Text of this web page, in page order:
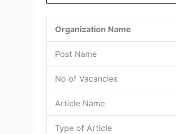
Organization Name
Post Name
No of Vacancies
Article Name
Type of Article